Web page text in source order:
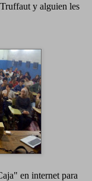
y alguien les
en internet para